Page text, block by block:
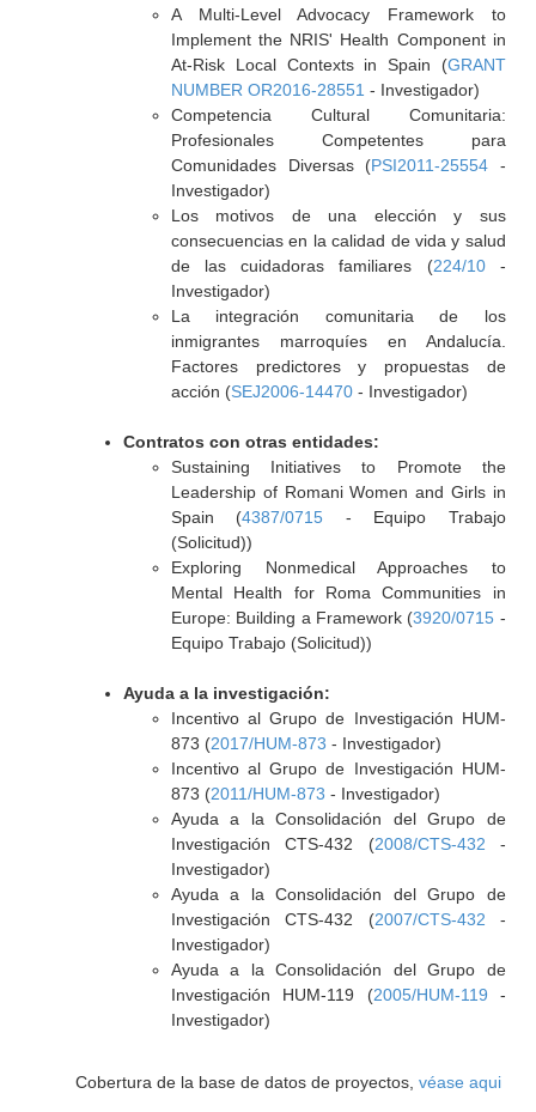
A Multi-Level Advocacy Framework to
Implement the NRIS' Health Component in
At-Risk Local Contexts in Spain (GRANT
NUMBER OR2016-28551 - Investigador)
Competencia Cultural Comunitaria:
Profesionales Competentes para
Comunidades Diversas (PSI2011-25554 -
Investigador)
Los motivos de una elección y sus
consecuencias en la calidad de vida y salud
de las cuidadoras familiares (224/10-
Investigador)
La integración comunitaria de los
inmigrantes marroquíes en Andalucía.
Factores predictores y propuestas de
acción (SEJ2006-14470- Investigador)
Contratos con otras entidades:
Sustaining Initiatives to Promote the
Leadership of Romani Women and Girls in
Spain (4387/0715 - Equipo Trabajo
(Solicitud))
Exploring Nonmedical Approaches to
Mental Health for Roma Communities in
Europe: Building a Framework (3920/0715 -
Equipo Trabajo (Solicitud))
Ayuda a la investigación:
Incentivo al Grupo de Investigación HUM-
873 (2017/HUM-873 - Investigador)
Incentivo al Grupo de Investigación HUM-
873 (2011/HUM-873 - Investigador)
Ayuda a la Consolidación del Grupo de
Investigación CTS-432 (2008/CTS-432 -
Investigador)
Ayuda a la Consolidación del Grupo de
Investigación CTS-432 (2007/CTS-432 -
Investigador)
Ayuda a la Consolidación del Grupo de
Investigación HUM-119 (2005/HUM-119 -
Investigador)
Cobertura de la base de datos de proyectos, véase aqui